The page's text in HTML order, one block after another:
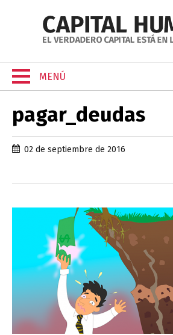
MENÚ
pagar_deudas
02 de septiembre de 2016